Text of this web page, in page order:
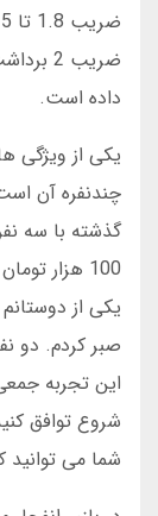
ضریب
داده است.
یکی از ویژگی
چندنفره آن
گذشته با سه
100 هزار
صبر کردم. دو
این تجربه
شروع توافق
شما می توانید